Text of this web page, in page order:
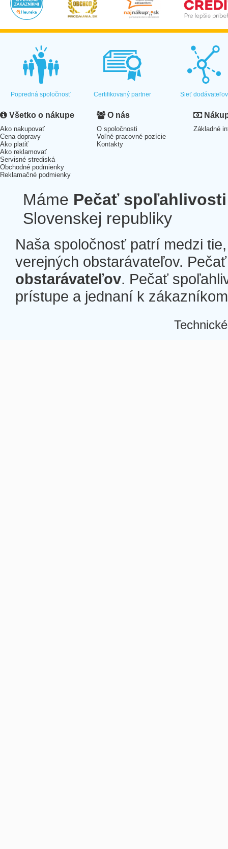
Popredná spoločnosť Certifikovaný partner Sieť dodávateľov
Všetko o nákupe
Ako nakupovať
Cena dopravy
Ako platiť
Ako reklamovať
Servisné strediská
Obchodné podmienky
Reklamačné podmienky
O nás
O spoločnosti
Voľné pracovné pozície
Kontakty
Základné
Máme Pečať spoľahlivosti
Slovenskej republiky
Naša spoločnosť patrí medzi
verejných obstarávateľov.
obstarávateľov. Pečať
prístupe a jednaní k